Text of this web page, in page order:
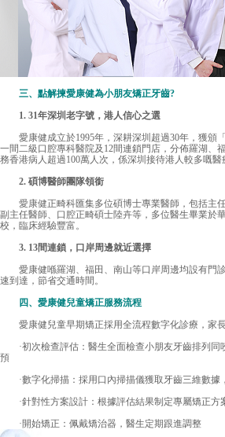
三、點解揀愛康健為小朋友矯正牙齒?
1. 31年深圳老字號，港人信心之選
愛康健成立於1995年，深耕深圳超過30年，獲頒
一間二級口腔專科醫院及12間連鎖門店，分佈羅湖、
務香港病人超過100萬人次，係深圳接待港人較多嘅醫
2. 碩博醫師團隊領銜
愛康健正畸科匯集多位碩博士專業醫師，包括主
副主任醫師、口腔正畸碩士陸卉等，多位醫生畢業於
校，臨床經驗豐富。
3. 13間連鎖，口岸周邊就近選擇
愛康健喺羅湖、福田、南山等口岸周邊均設有門
速到達，節省交通時間。
四、愛康健兒童矯正服務流程
愛康健兒童早期矯正採用全流程數字化診療，家長
·初次檢查評估：醫生全面檢查小朋友牙齒排列同
預
·數字化掃描：採用口內掃描儀獲取牙齒三維數據
·針對性方案設計：根據評估結果制定專屬矯正方
·開始矯正：佩戴矯治器，醫生定期跟進調整